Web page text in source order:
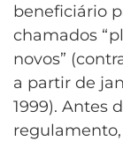
beneficiário
chamados
novos”
a partir de
1999). Antes